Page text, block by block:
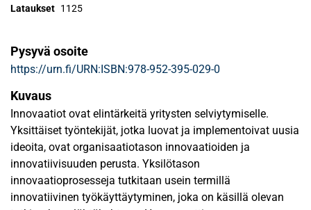
Lataukset 1125
Pysyvä osoite
https://urn.fi/URN:ISBN:978-952-395-029-0
Kuvaus
Innovaatiot ovat elintärkeitä yritysten selviytymiselle.
Yksittäiset työntekijät, jotka luovat ja implementoivat uusia
ideoita, ovat organisaatiotason innovaatioiden ja
innovatiivisuuden perusta. Yksilötason
innovaatioprosesseja tutkitaan usein termillä
innovatiivinen työkäyttäytyminen, joka on käsillä olevan